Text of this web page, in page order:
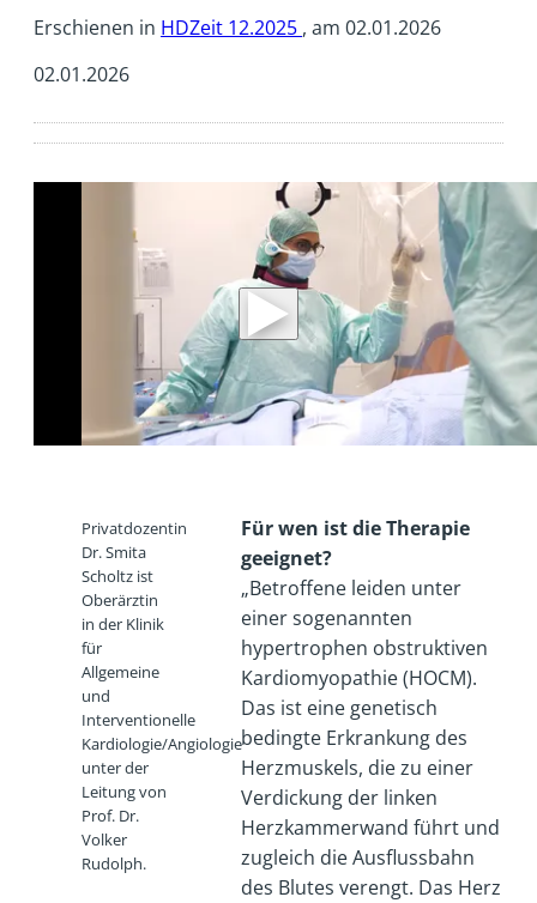
Erschienen in HDZeit 12.2025 , am 02.01.2026
02.01.2026
Privatdozentin
Dr. Smita
Scholtz ist
Oberärztin
in der Klinik
für
Allgemeine
und
Interventionelle
Kardiologie/Angiologie
unter der
Leitung von
Prof. Dr.
Volker
Rudolph.
Für wen ist die Therapie
geeignet?
„Betroffene leiden unter
einer sogenannten
hypertrophen obstruktiven
Kardiomyopathie (HOCM).
Das ist eine genetisch
bedingte Erkrankung des
Herzmuskels, die zu einer
Verdickung der linken
Herzkammerwand führt und
zugleich die Ausflussbahn
des Blutes verengt. Das Herz